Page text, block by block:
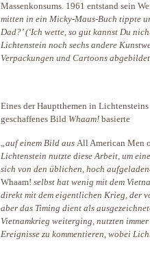
Massenkonsums. 1961 entstand sein
mitten in ein Micky-Maus-Buch tippte
Dad?’ (‘Ich wette, so gut kannst Du
Lichtenstein noch sechs andere
Verpackungen und Cartoons
Eines der Hauptthemen in
geschaffenes Bild Whaam! basierte
„auf einem Bild aus All American Men
Lichtenstein nutzte diese Arbeit, um
sich von den üblichen, hoch
Whaam! selbst hat wenig mit dem
direkt mit dem eigentlichen Krieg, der
aber das Timing dient als
Vietnamkrieg weiterging, nutzten
Ereignisse zu kommentieren, wobei